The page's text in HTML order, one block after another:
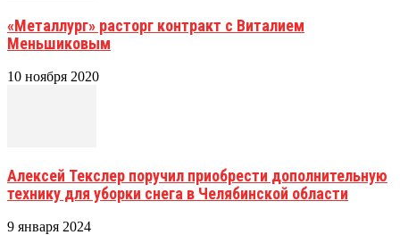
«Металлург» расторг контракт с Виталием
Меньшиковым
10 ноября 2020
Алексей Текслер поручил приобрести дополнительную
технику для уборки снега в Челябинской области
9 января 2024